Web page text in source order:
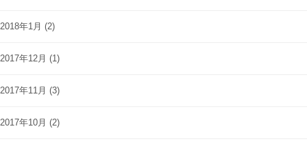
2018年1月 (2)
2017年12月 (1)
2017年11月 (3)
2017年10月 (2)